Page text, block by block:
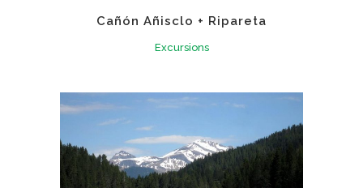
Cañón Añisclo + Ripareta
Excursions